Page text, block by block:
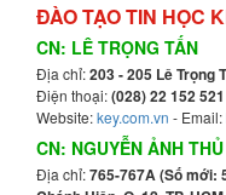
ĐÀO TẠO TIN HỌC
CN: LÊ TRỌNG TẤN
Địa chỉ:203 - 205 Lê Trọng
Điện thoại:(028) 22 152 521
Website:key.com.vn - Email:
CN: NGUYỄN ẢNH THỦ
Địa chỉ:765-767A (Số mới: